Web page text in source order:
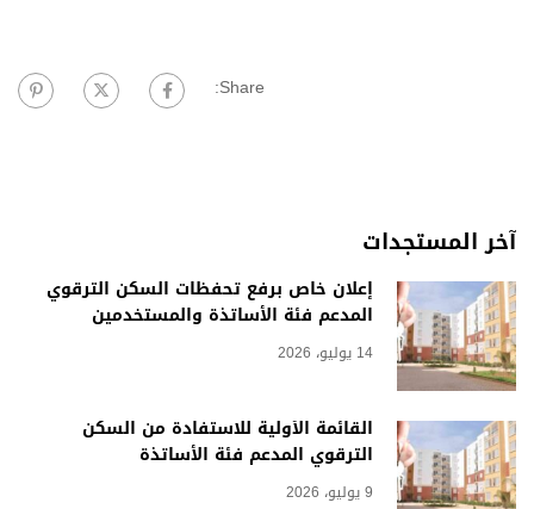
Share:
آخر المستجدات
إعلان خاص برفع تحفظات السكن الترقوي
المدعم فئة الأساتذة والمستخدمين
14 يوليو، 2026
القائمة الأولية للاستفادة من السكن
الترقوي المدعم فئة الأساتذة
9 يوليو، 2026